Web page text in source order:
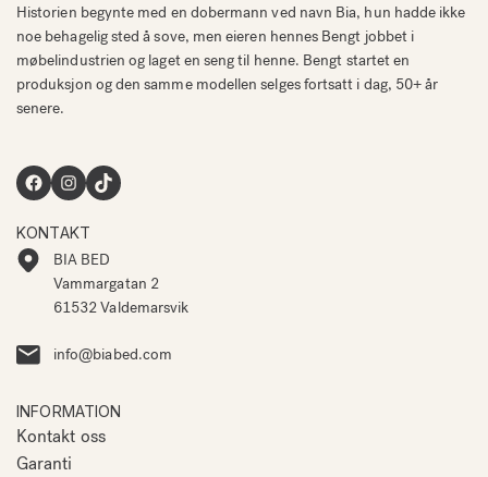
Historien begynte med en dobermann ved navn Bia, hun hadde ikke
noe behagelig sted å sove, men eieren hennes Bengt jobbet i
møbelindustrien og laget en seng til henne. Bengt startet en
produksjon og den samme modellen selges fortsatt i dag, 50+ år
senere.
Facebook Instagram TikTok
KONTAKT
BIA BED
Vammargatan 2
61532 Valdemarsvik
info@biabed.com
INFORMATION
Kontakt oss
Garanti